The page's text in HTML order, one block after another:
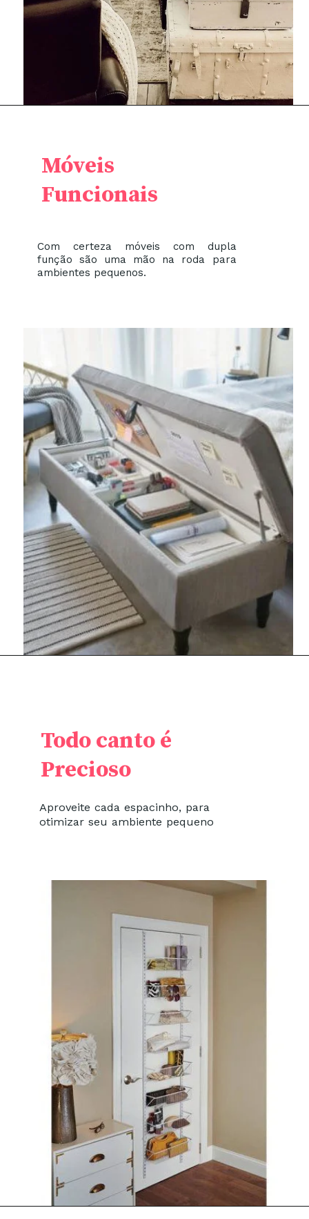
Com certeza móveis com dupla
função são uma mão na roda para
ambientes pequenos.
Móveis
Funcionais
Aproveite cada espacinho, para
otimizar seu ambiente pequeno
Todo canto é
Precioso